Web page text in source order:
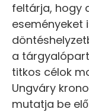
feltárja, hogy
eseményeket
a
titkos célok
Ungváry
mutatja be